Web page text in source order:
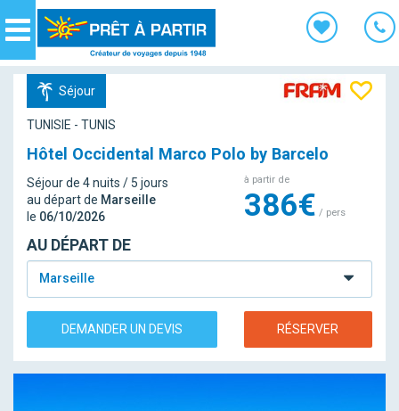
Navigation
Séjour
TUNISIE - TUNIS
Hôtel Occidental Marco Polo by Barcelo
Séjour de 4 nuits / 5 jours
au départ de Marseille
le 06/10/2026
à partir de
386€ / pers
AU DÉPART DE
Marseille
DEMANDER UN DEVIS RÉSERVER
Panneau de gestion des cookies